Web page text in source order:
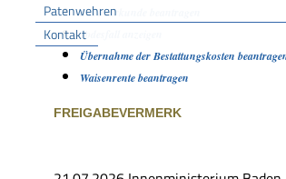
Patenwehren
Kontakt
Vereine
Sterbeurkunde beantragen
Todesfall anzeigen
Übernahme der Bestattungskosten
Waisenrente beantragen
FREIGABEVERMERK